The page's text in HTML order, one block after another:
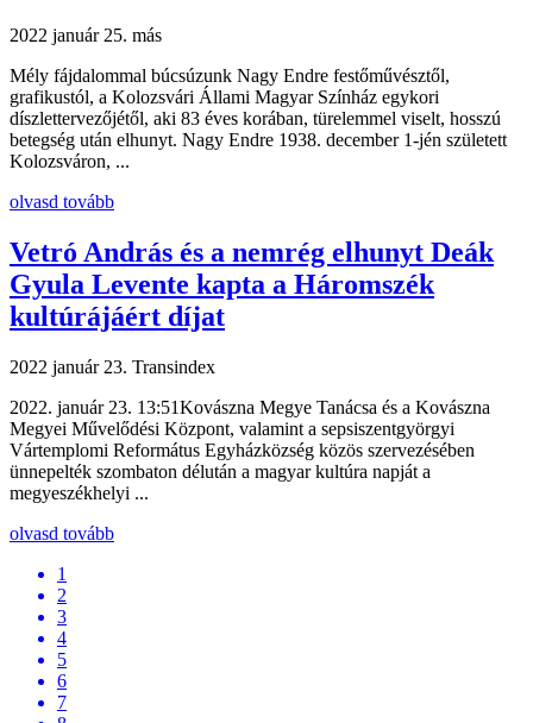
2022 január 25. más
Mély fájdalommal búcsúzunk Nagy Endre festőművésztől,
grafikustól, a Kolozsvári Állami Magyar Színház egykori
díszlettervezőjétől, aki 83 éves korában, türelemmel viselt, hosszú
betegség után elhunyt. Nagy Endre 1938. december 1-jén született
Kolozsváron, ...
olvasd tovább
Vetró András és a nemrég elhunyt Deák
Gyula Levente kapta a Háromszék
kultúrájáért díjat
2022 január 23. Transindex
2022. január 23. 13:51Kovászna Megye Tanácsa és a Kovászna
Megyei Művelődési Központ, valamint a sepsiszentgyörgyi
Vártemplomi Református Egyházközség közös szervezésében
ünnepelték szombaton délután a magyar kultúra napját a
megyeszékhelyi ...
olvasd tovább
1
2
3
4
5
6
7